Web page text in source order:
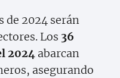
de 2024 serán
Los 36
2024 abarcan
asegurando